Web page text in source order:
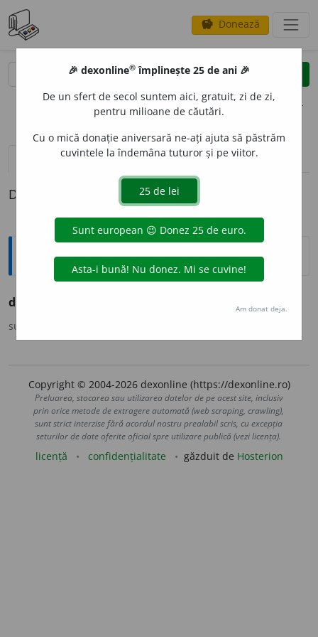
savings Donează
clear
opțiuni
definiții (1)
Definiția cu ID-ul 1155524:
Ortografice DOOM
desmierd
sursa:
Copyright © 2004-2026 dexonline (https://dexonline.ro)
Preluarea, stocarea sau utilizarea datelor de pe acest site, inclusiv
prin orice metode de extragere automată (web scraping, crawling),
sunt strict interzise fără acordul nostru prealabil scris, cu excepția
seturilor de date oferite oficial spre utilizare publică (vezi licența).
licență confidențialitate găzduit de Hosterion
🎉 dexonline® împlinește 25 de ani 🎉
De un sfert de secol suntem aici, gratuit, zi de zi,
pentru milioane de căutări.
Cu o mică donație aniversară ne-ați ajuta să păstrăm
cuvintele la îndemâna tuturor și pe viitor.
Am donat deja.